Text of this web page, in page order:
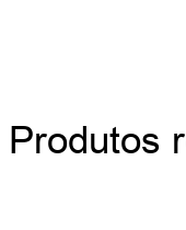
Produtos